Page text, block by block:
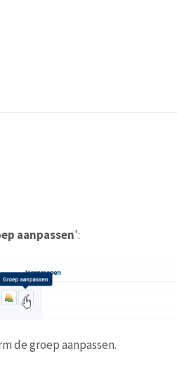
aanpassen':
de groep aanpassen.